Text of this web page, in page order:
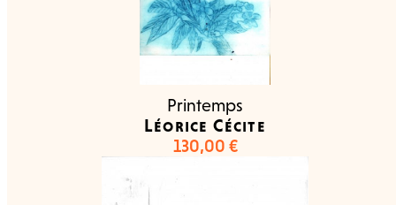
Printemps
Léorice Cécite
130,00 €